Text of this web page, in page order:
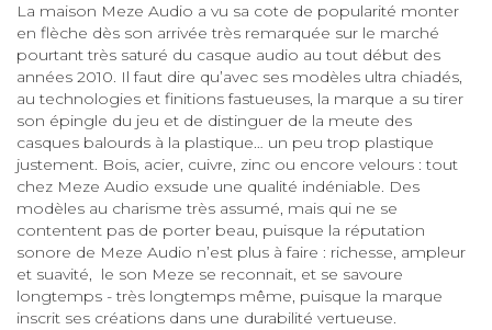
La maison Meze Audio a vu sa cote de popularité monter
en flèche dès son arrivée très remarquée sur le marché
pourtant très saturé du casque audio au tout début des
années 2010. Il faut dire qu’avec ses modèles ultra chiadés,
au technologies et finitions fastueuses, la marque a su tirer
son épingle du jeu et de distinguer de la meute des
casques balourds à la plastique… un peu trop plastique
justement. Bois, acier, cuivre, zinc ou encore velours : tout
chez Meze Audio exsude une qualité indéniable. Des
modèles au charisme très assumé, mais qui ne se
contentent pas de porter beau, puisque la réputation
sonore de Meze Audio n’est plus à faire : richesse, ampleur
et suavité, le son Meze se reconnait, et se savoure
longtemps - très longtemps même, puisque la marque
inscrit ses créations dans une durabilité vertueuse.